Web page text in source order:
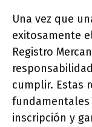
Una vez que
exitosamente
Registro
cumplir. Estas
fundamentales
inscripción y